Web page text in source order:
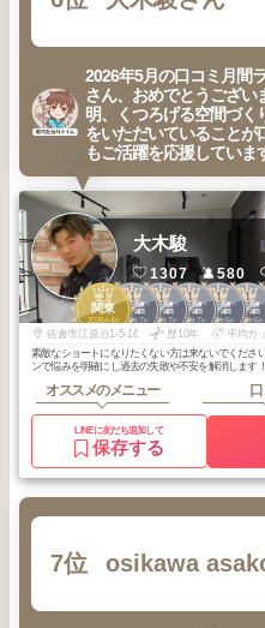
2026年5月の口コミ月間
さん、おめでとうござ
明、くつろげる空間づく
をいただいていることが
もご活躍を応援していま
3
関東
2026年 4月
1
八千代・佐倉・
鎌ヶ谷・成田
2026年 7月
1
八千代・佐倉・
鎌ヶ谷・成田
2026年 7月
1
八千代・佐倉・
鎌ヶ谷・成田
2026年 7月
1
八千代・佐倉・
鎌ヶ谷・成田
2026年 6月
1
八千代・佐倉・
鎌ヶ谷・成田
2026年 6月
八
鎌
大木駿
1307 580
佐倉市江原台1-5-16 歴10年
平均カ
素敵なショートになりたくない方は来ないでくださ
ンで悩みを明確にし過去の失敗や不安を解消します
オススメのメニュー
LINEに友だち追加して
保存する
7位 osikawa